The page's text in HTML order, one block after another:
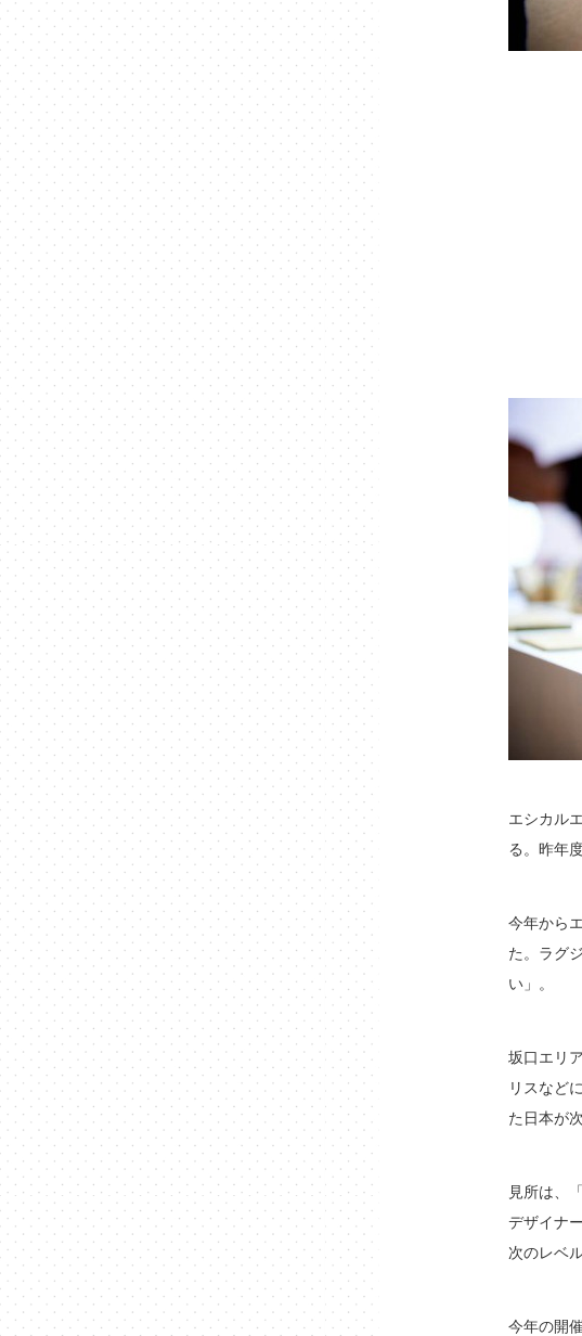
エシカル
る。昨年
今年から
た。ラグ
い」。
坂口エリ
リスなど
た日本が
見所は、
デザイナ
次のレベ
今年の開